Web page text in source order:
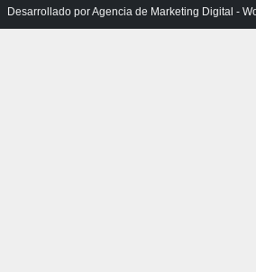
Desarrollado porAgencia de Marketing Digital -